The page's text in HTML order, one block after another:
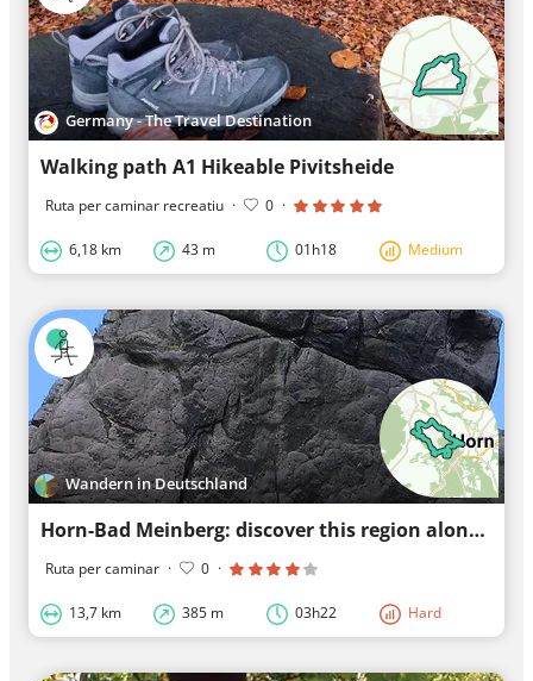
Germany - The Travel Destination
Walking path A1 Hikeable Pivitsheide
Ruta per caminar recreatiu · 0 ·
6,18 km 43 m 01h18 Medium
Wandern in Deutschland
Horn-Bad Meinberg: discover this region along the most beautiful paths
Ruta per caminar · 0 ·
13,7 km 385 m 03h22 Hard